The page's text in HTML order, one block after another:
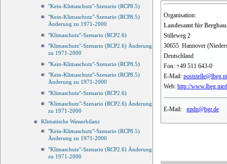
"Kein-Klimaschutz"-Szenario (RCP8.5)
"Kein-Klimaschutz"-Szenario (RCP8.5)
Änderung zu 1971-2000
"Klimaschutz"-Szenario (RCP2.6)
"Klimaschutz"-Szenario (RCP2.6) Änderung
zu 1971-2000
"Kein-Klimaschutz"-Szenario (RCP8.5)
"Kein-Klimaschutz"-Szenario (RCP8.5)
Änderung zu 1971-2000
"Klimaschutz"-Szenario (RCP2.6)
"Klimaschutz"-Szenario (RCP2.6) Änderung
zu 1971-2000
Klimatische Wasserbilanz
"Kein-Klimaschutz"-Szenario (RCP8.5)
Änderung zu 1971-2000
"Klimaschutz"-Szenario (RCP2.6) Änderung
zu 1971-2000
Organisation:
Landesamt für
Stilleweg 2
30655 Hannover
Deutschland
Fon: +49 511 643-0
E-Mail:
Web: http://
E-Mail: gpdn@bgr.de